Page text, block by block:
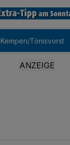
Kempen/Tönisvorst